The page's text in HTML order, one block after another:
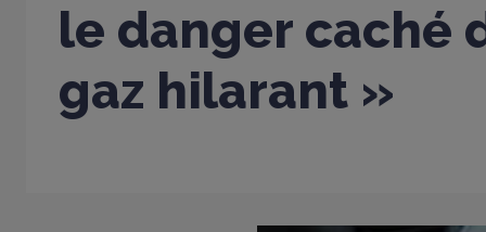
le danger caché
gaz hilarant »